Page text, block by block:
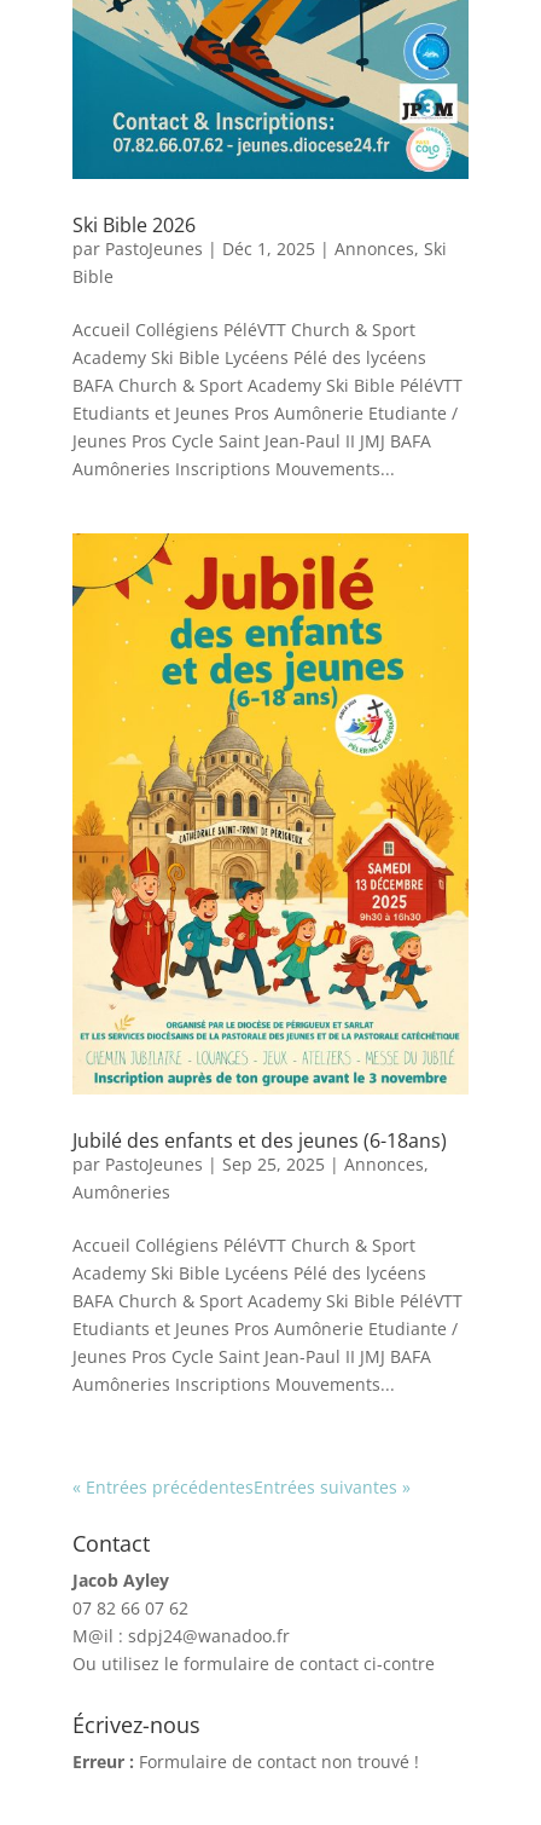
Ski Bible 2026
par PastoJeunes | Déc 1, 2025| Annonces, Ski
Bible
Accueil Collégiens PéléVTT Church & Sport
Academy Ski Bible Lycéens Pélé des lycéens
BAFA Church & Sport Academy Ski Bible PéléVTT
Etudiants et Jeunes Pros Aumônerie Etudiante /
Jeunes Pros Cycle Saint Jean-Paul II JMJ BAFA
Aumôneries Inscriptions Mouvements...
Jubilé des enfants et des jeunes (6-18ans)
par PastoJeunes | Sep 25, 2025| Annonces,
Aumôneries
Accueil Collégiens PéléVTT Church & Sport
Academy Ski Bible Lycéens Pélé des lycéens
BAFA Church & Sport Academy Ski Bible PéléVTT
Etudiants et Jeunes Pros Aumônerie Etudiante /
Jeunes Pros Cycle Saint Jean-Paul II JMJ BAFA
Aumôneries Inscriptions Mouvements...
« Entrées précédentesEntrées suivantes »
Contact
Jacob Ayley
07 82 66 07 62
M@il : sdpj24@wanadoo.fr
Ou utilisez le formulaire de contact ci-contre
Écrivez-nous
Erreur : Formulaire de contact non trouvé !